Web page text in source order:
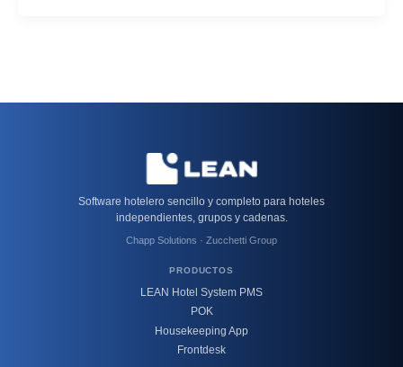
Software hotelero sencillo y completo para hoteles
independientes, grupos y cadenas.
Chapp Solutions · Zucchetti Group
PRODUCTOS
LEAN Hotel System PMS
POK
Housekeeping App
Frontdesk